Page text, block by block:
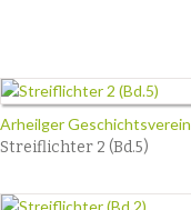
Arheilger Geschichtsverein
Streiflichter 2 (Bd.5)